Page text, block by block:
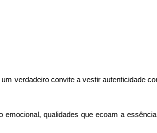
verdadeiro convite a vestir autenticidade
qualidades que ecoam a